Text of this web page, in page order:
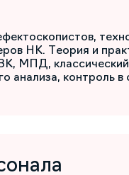
НК. Теория и
МПД,
анализа, контроль в